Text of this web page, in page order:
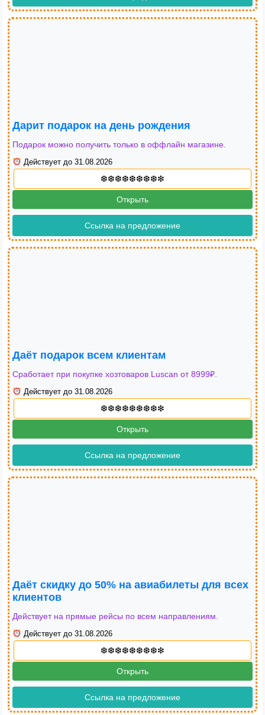
Дарит подарок на день рождения
Подарок можно получить только в оффлайн магазине.
Действует до 31.08.2026
Открыть
Ссылка на предложение
Даёт подарок всем клиентам
Сработает при покупке хозтоваров Luscan от 8999₽.
Действует до 31.08.2026
Открыть
Ссылка на предложение
Даёт скидку до 50% на авиабилеты для всех
клиентов
Действует на прямые рейсы по всем направлениям.
Действует до 31.08.2026
Открыть
Ссылка на предложение